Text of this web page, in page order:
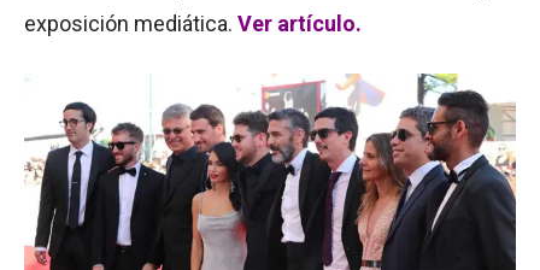
exposición mediática. Ver artículo.